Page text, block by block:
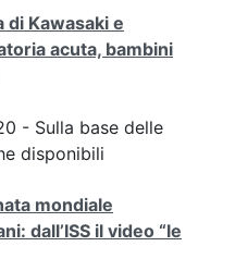
di Kawasaki e
acuta, bambini
- Sulla base delle
disponibili
mondiale
dall’ISS il video “le